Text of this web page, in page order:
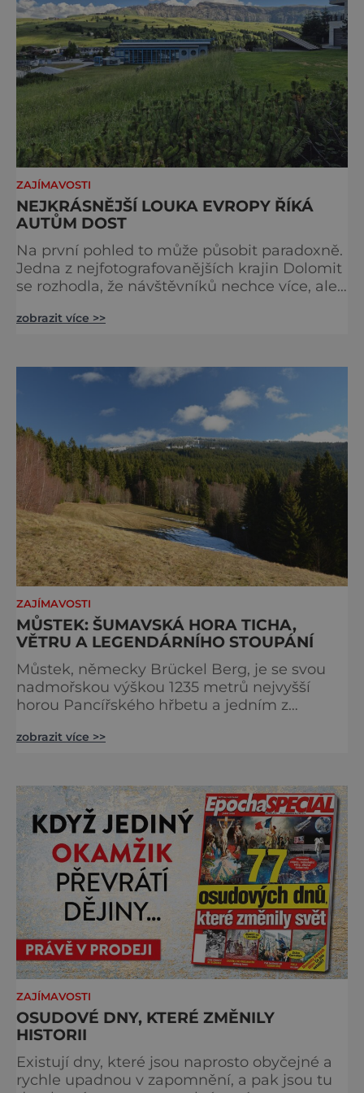
ZAJÍMAVOSTI
NEJKRÁSNĚJŠÍ LOUKA EVROPY ŘÍKÁ
AUTŮM DOST
Na první pohled to může působit paradoxně.
Jedna z nejfotografovanějších krajin Dolomit
se rozhodla, že návštěvníků nechce více, ale
louka v Evropě, zavádí od léta 2026 nová
přijíždějí. Nejde o boj proti turistům. Jde o
ochranu krajiny, která už nechce být obětí
vlastního úspě
zobrazit více >>
ZAJÍMAVOSTI
MŮSTEK: ŠUMAVSKÁ HORA TICHA,
VĚTRU A LEGENDÁRNÍHO STOUPÁNÍ
Můstek, německy Brückel Berg, je se svou
nadmořskou výškou 1235 metrů nejvyšší
horou Pancířského hřbetu a jedním z
Šumavy. Přestože nestojí v centru hlavních
Můstek si dodnes uchovává syrový horský
charakter, klid a zvláštní atmosféru
šumavských hřebenů, kde se střídá hustý les
zobrazit více >>
ZAJÍMAVOSTI
OSUDOVÉ DNY, KTERÉ ZMĚNILY
HISTORII
Existují dny, které jsou naprosto obyčejné a
rychle upadnou v zapomnění, a pak jsou tu